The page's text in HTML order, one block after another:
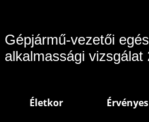
Gépjármű-vezetői
alkalmassági vizsgálat
Életkor Érvényes